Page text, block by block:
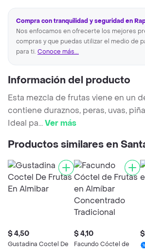
Compra con tranquilidad y seguridad en
Nos enfocamos en ofrecerte los mejores
compras y que puedas utilizar el medio de
para ti. Conoce más...
Información del producto
Esta mezcla de frutas viene en un
contiene duraznos, peras, uvas,
Ideal pa...Ver más
Productos similares en
$ 4,50
Gustadina Coctel De
$ 4,10
Facundo Cóctel de